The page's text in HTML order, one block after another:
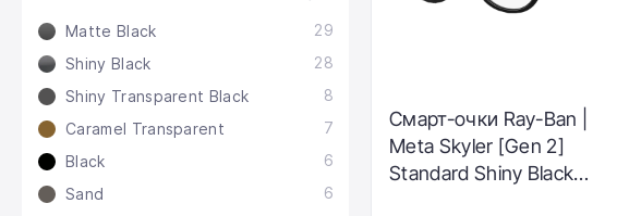
Matte Black
29
Shiny Black
28
Shiny Transparent Black
8
Caramel Transparent
7
Black
6
Sand
6
Смарт-очки Ray-Ban |
Meta Skyler [Gen 2]
Standard Shiny Black